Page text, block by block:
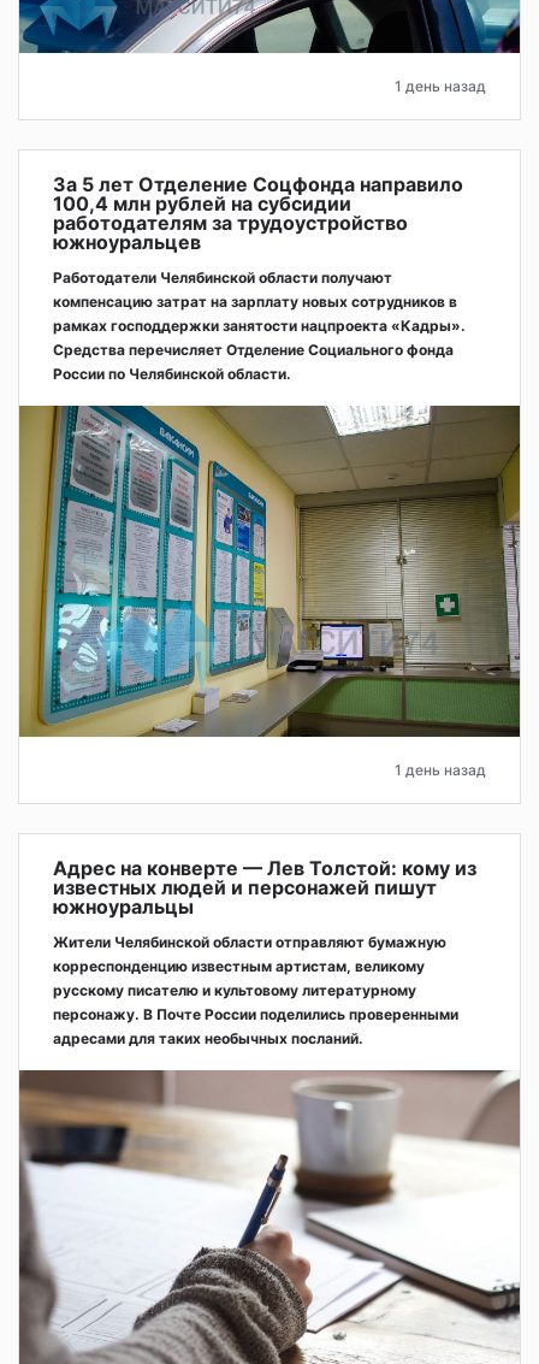
1 день назад
За 5 лет Отделение Соцфонда направило
100,4 млн рублей на субсидии
работодателям за трудоустройство
южноуральцев
Работодатели Челябинской области получают
компенсацию затрат на зарплату новых сотрудников в
рамках господдержки занятости нацпроекта «Кадры».
Средства перечисляет Отделение Социального фонда
России по Челябинской области.
1 день назад
Адрес на конверте — Лев Толстой: кому из
известных людей и персонажей пишут
южноуральцы
Жители Челябинской области отправляют бумажную
корреспонденцию известным артистам, великому
русскому писателю и культовому литературному
персонажу. В Почте России поделились проверенными
адресами для таких необычных посланий.